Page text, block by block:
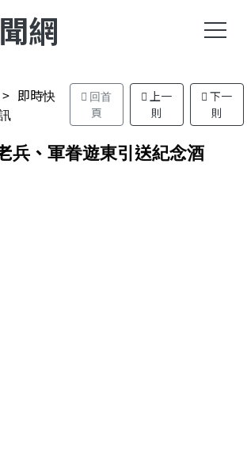
網
即時快
回首
頁
上一
則
下一
則
兵、軍眷遊東引送紀念酒